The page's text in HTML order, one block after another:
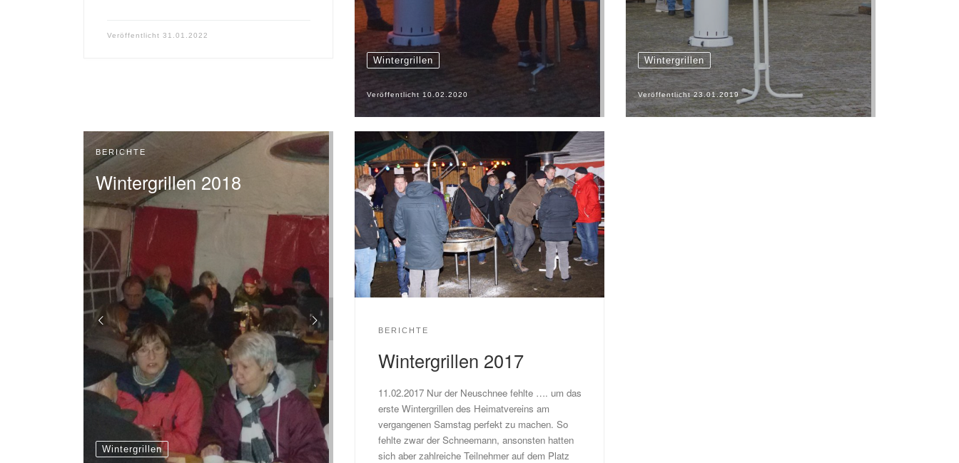
Veröffentlicht 31.01.2022
Wintergrillen
Veröffentlicht 10.02.2020
Wintergrillen
Veröffentlicht23.01.2019
BERICHTE
Wintergrillen 2018
Wintergrillen
BERICHTE
Wintergrillen 2017
11.02.2017 Nur der Neuschnee fehlte …. um das
erste Wintergrillen des Heimatvereins am
vergangenen Samstag perfekt zu machen. So
fehlte zwar der Schneemann, ansonsten hatten
sich aber zahlreiche Teilnehmer auf dem Platz